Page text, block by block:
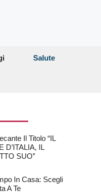
Salute
Il Titolo “IL
D’ITALIA, IL
SUO”
In Casa: Scegli
A Te